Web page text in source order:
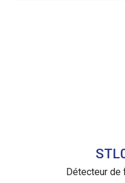
Détecteur de